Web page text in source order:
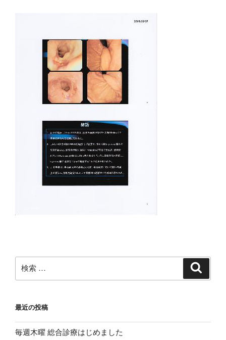
検
索:
最近の投稿
毎週木曜 総合診療はじめました